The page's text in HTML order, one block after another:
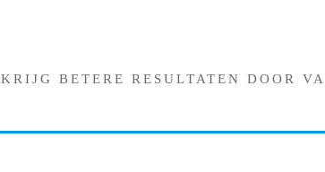
KRIJG BETERE RESULTATEN DOOR